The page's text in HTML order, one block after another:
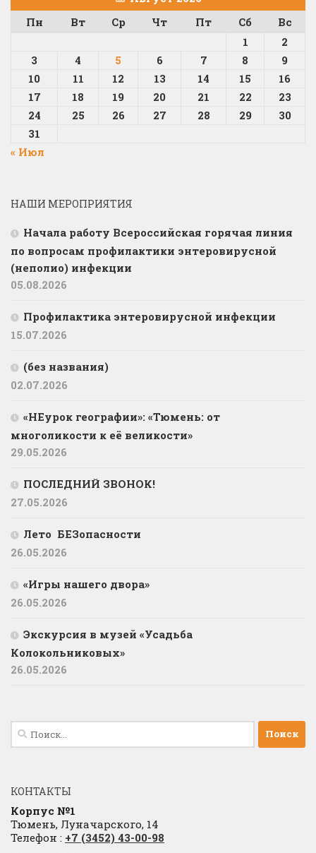
Пн
Вт Ср Чт Пт Сб
Вс
1
2
3
4 5 6 7 8
9
10
11 12 13 14 15
16
17
18 19 20 21 22
23
24
25 26 27 28 29
30
31
« Июл
НАШИ МЕРОПРИЯТИЯ
Начала работу Всероссийская горячая линия
по вопросам профилактики энтеровирусной
(неполио) инфекции
05.08.2026
Профилактика энтеровирусной инфекции
15.07.2026
(без названия)
02.07.2026
«НЕурок географии»: «Тюмень: от
многоликости к её великости»
29.05.2026
ПОСЛЕДНИЙ ЗВОНОК!
27.05.2026
Лето БЕЗопасности
26.05.2026
«Игры нашего двора»
26.05.2026
Экскурсия в музей «Усадьба
Колокольниковых»
26.05.2026
Найти:
КОНТАКТЫ
Корпус №1
Тюмень, Луначарского, 14
Телефон : +7 (3452) 43-00-98